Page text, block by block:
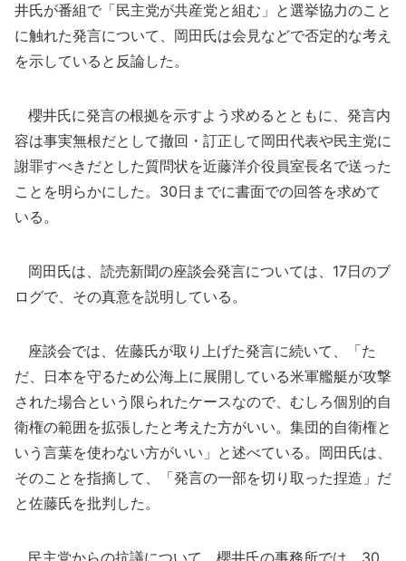
井氏が番組で「民主党が共産党と組む」と選挙協力のこと
に触れた発言について、岡田氏は会見などで否定的な考え
を示していると反論した。
櫻井氏に発言の根拠を示すよう求めるとともに、発言内
容は事実無根だとして撤回・訂正して岡田代表や民主党に
謝罪すべきだとした質問状を近藤洋介役員室長名で送った
ことを明らかにした。30日までに書面での回答を求めて
いる。
岡田氏は、読売新聞の座談会発言については、17日のブ
ログで、その真意を説明している。
座談会では、佐藤氏が取り上げた発言に続いて、「た
だ、日本を守るため公海上に展開している米軍艦艇が攻撃
された場合という限られたケースなので、むしろ個別的自
衛権の範囲を拡張したと考えた方がいい。集団的自衛権と
いう言葉を使わない方がいい」と述べている。岡田氏は、
そのことを指摘して、「発言の一部を切り取った捏造」だ
と佐藤氏を批判した。
民主党からの抗議について、櫻井氏の事務所では、30